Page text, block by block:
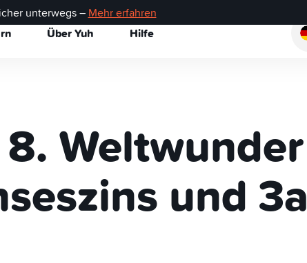
unterwegs – Mehr erfahren
Über Yuh Hilfe
Weltwunder
und 3a